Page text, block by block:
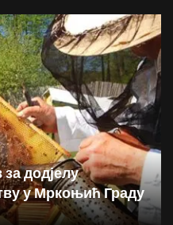
додјелу
у Мркоњић Граду